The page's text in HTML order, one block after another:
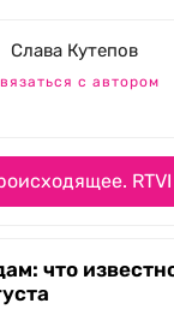
Слава Кутепов
с автором
что